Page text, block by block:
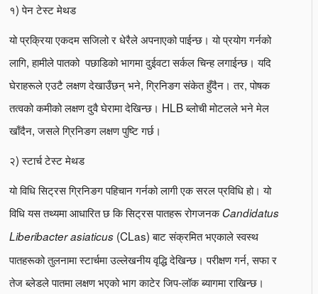
१) पेन टेस्ट मेथड
यो प्रक्रिया एकदम सजिलो र धेरैले अपनाएको पाईन्छ। यो प्रयोग गर्नको
लागि, हामीले पातको पछाडिको भागमा दुईवटा सर्कल चिन्ह लगाईन्छ। यदि
घेराहरूले एउटै लक्षण देखाउँछन् भने, ग्रिनिङग संकेत हुँदैन। तर, पोषक
तत्वको कमीको लक्षण दुवै घेरामा देखिन्छ। HLB ब्लोची मोटलले भने मेल
खाँदैन, जसले ग्रिनिङग लक्षण पुष्टि गर्छ।
२) स्टार्च टेस्ट मेथड
यो विधि सिट्रस ग्रिनिङग पहिचान गर्नको लागी एक सरल प्रविधि हो। यो
विधि यस तथ्यमा आधारित छ कि सिट्रस पातहरू रोगजनकCandidatus
Liberibacter asiaticus (CLas) बाट संक्रमित भएकाले स्वस्थ
पातहरूको तुलनामा स्टार्चमा उल्लेखनीय वृद्धि देखिन्छ। परीक्षण गर्न, सफा र
तेज ब्लेडले पातमा लक्षण भएको भाग काटेर जिप-लॉक ब्यागमा राखिन्छ।